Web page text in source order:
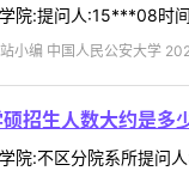
院:提问人:15***08时
小编 中国人民公安大学
招生人数大约是多
院:不区分院系所提